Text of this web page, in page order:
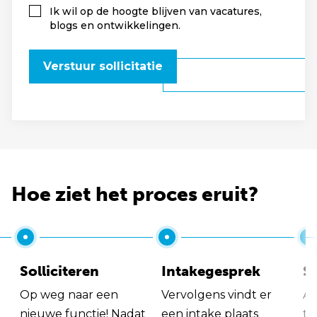
Ik wil op de hoogte blijven van vacatures,
blogs en ontwikkelingen.
Verstuur sollicitatie
Hoe ziet het proces eruit?
Solliciteren
Op weg naar een
nieuwe functie! Nadat
Intakegesprek
Vervolgens vindt er
een intake plaats